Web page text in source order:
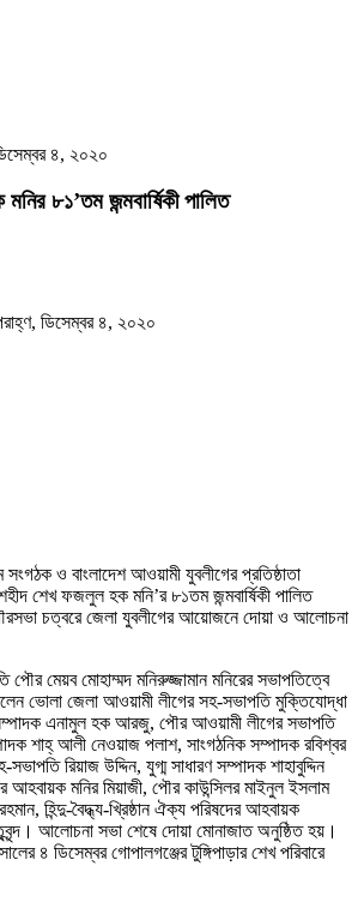
৪, ২০২০
৮১’তম জন্মবার্ষিকী পালিত
ডিসেম্বর ৪, ২০২০
ও বাংলাদেশ আওয়ামী যুবলীগের প্রতিষ্ঠাতা
শেখ ফজলুল হক মনি’র ৮১তম জন্মবার্ষিকী পালিত
চত্বরে জেলা যুবলীগের আয়োজনে দোয়া ও আলোচনা
পৌর মেয়ব মোহাম্মদ মনিরুজ্জামান মনিরের সভাপতিত্বে
ভোলা জেলা আওয়ামী লীগের সহ-সভাপতি মুক্তিযোদ্ধা
এনামুল হক আরজু, পৌর আওয়ামী লীগের সভাপতি
শাহ্ আলী নেওয়াজ পলাশ, সাংগঠনিক সম্পাদক রবিশ্বর
রিয়াজ উদ্দিন, যুগ্ম সাধারণ সম্পাদক শাহাবুদ্দিন
আহবায়ক মনির মিয়াজী, পৌর কাউন্সিলর মাইনুল ইসলাম
হিন্দু-বৈদ্ধ্য-খ্রিষ্ঠান ঐক্য পরিষদের আহবায়ক
আলোচনা সভা শেষে দোয়া মোনাজাত অনুষ্ঠিত হয়।
৪ ডিসেম্বর গোপালগঞ্জের টুঙ্গিপাড়ার শেখ পরিবারে